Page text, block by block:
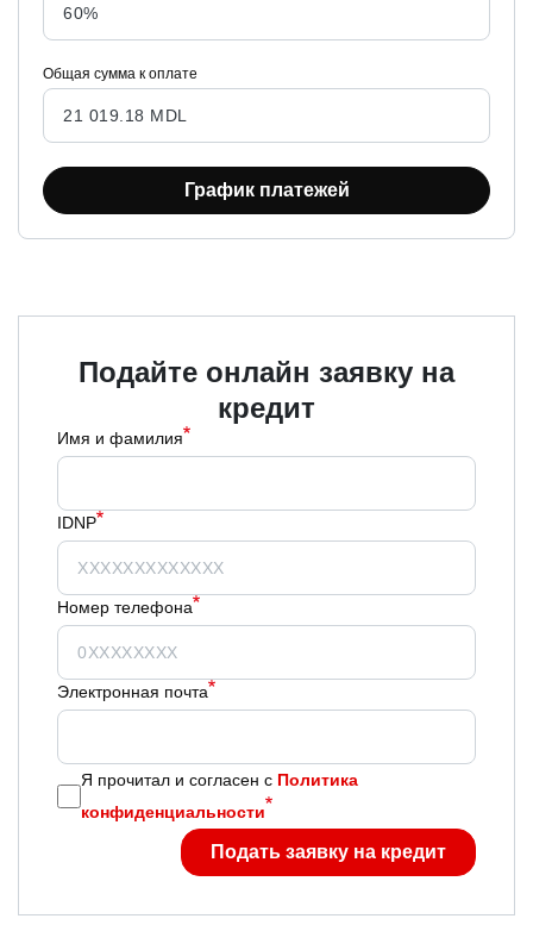
Общая сумма к оплате
Подайте онлайн заявку на
кредит
Имя и фамилия
IDNP
Номер телефона
Электронная почта
Я прочитал и согласен с Политика
конфиденциальности